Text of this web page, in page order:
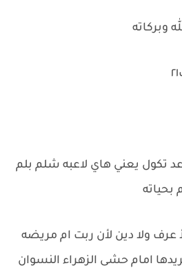
وبركاته
تكول يعني هاي لاعبه شلم بلم
بحياته
عرف ولا دين لأن ربت ام مريضه
امام حشى الزهراء النسوان